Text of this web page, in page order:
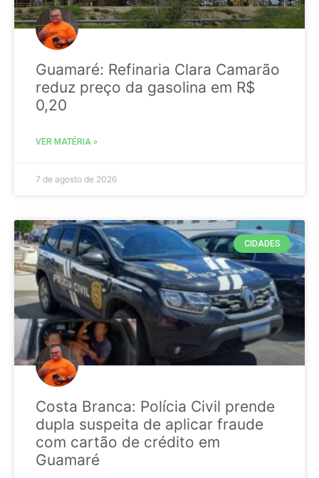
Guamaré: Refinaria Clara Camarão
reduz preço da gasolina em R$
0,20
VER MATÉRIA »
7 de agosto de 2026
CIDADES
Costa Branca: Polícia Civil prende
dupla suspeita de aplicar fraude
com cartão de crédito em
Guamaré